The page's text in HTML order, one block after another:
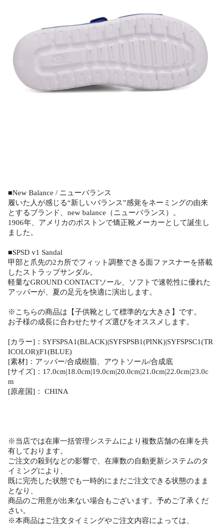
■New Balance / ニューバランス
履いた人が感じる“新しいバランス”感覚をネーミングの由来
とするブランド、new balance（ニューバランス）。
1906年、アメリカのボストンで矯正靴メーカーとして誕生し
ました。
■SPSD v1 Sandal
甲部と爪先の2カ所でフィット調整できる面ファスナーを搭載
したストラップサンダル。
軽量なGROUND CONTACTソール、ソフトで速乾性に優れた
アッパーが、夏の足元を快適に演出します。
※こちらの商品は【子供靴として標準的な大きさ】です。
お子様の成長に合わせたサイズ選びをオススメします。
[カラー]：SYFSPSA1(BLACK)|SYFSPSB1(PINK)|SYFSPSC1(TR
ICOLOR)|F1(BLUE)
[素材]：アッパー/合成樹脂、アウトソール/合成底
[サイズ]：17.0cm|18.0cm|19.0cm|20.0cm|21.0cm|22.0cm|23.0c
m
[原産国]： CHINA
※当店では在庫一括管理システムにより複数店舗の在庫を共
有しております。
ご注文の殺到などの影響で、在庫数の自動更新システムのタ
イミングにより、
既に完売した状態でも一時的にまだご注文できる状態のまま
となり、
商品のご用意が出来ない場合もございます。予めご了承くだ
さい。
※本商品はご注文タイミングやご注文内容によっては、